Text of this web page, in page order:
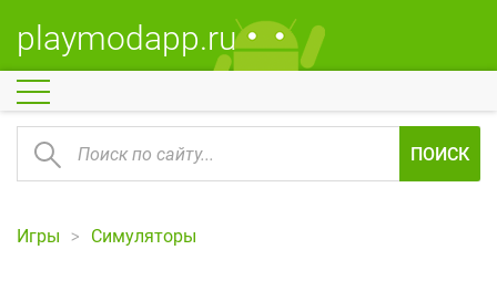
playmodapp.ru
ПОИСК
Игры Симуляторы